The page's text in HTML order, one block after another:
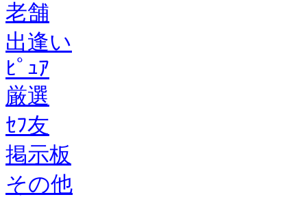
老舗
出逢い
ﾋﾟｭｱ
厳選
ｾﾌ友
掲示板
その他